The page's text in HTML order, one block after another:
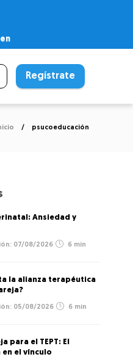
Regístrate
psucoeducación
Ansiedad y
07/08/2026 6 min
la alianza terapéutica
05/08/2026 6 min
para el TEPT: El
en el vínculo